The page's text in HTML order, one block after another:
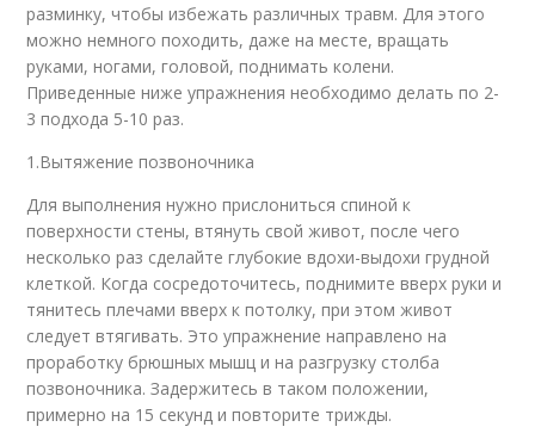
разминку, чтобы избежать различных травм. Для этого
можно немного походить, даже на месте, вращать
руками, ногами, головой, поднимать колени.
Приведенные ниже упражнения необходимо делать по 2-
3 подхода 5-10 раз.
1.Вытяжение позвоночника
Для выполнения нужно прислониться спиной к
поверхности стены, втянуть свой живот, после чего
несколько раз сделайте глубокие вдохи-выдохи грудной
клеткой. Когда сосредоточитесь, поднимите вверх руки и
тянитесь плечами вверх к потолку, при этом живот
следует втягивать. Это упражнение направлено на
проработку брюшных мышц и на разгрузку столба
позвоночника. Задержитесь в таком положении,
примерно на 15 секунд и повторите трижды.